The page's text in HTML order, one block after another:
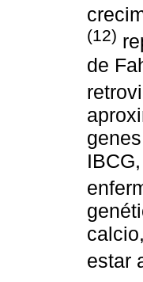
(12)
de
estar